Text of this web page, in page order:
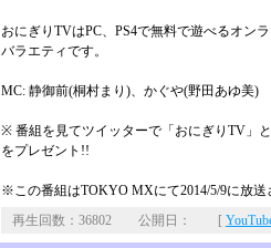
おにぎりTVはPC、PS4で無料で遊べるオン
バラエティです。
MC: 静御前(桐村まり)、かぐや(野田あゆ美)
※ 番組を見てツイッターで「おにぎりTV」
をプレゼント!!
※この番組はTOKYO MXにて2014/5/9に放送
再生回数：36802 公開日： [